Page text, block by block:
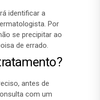
identificar a
Por
se precipitar ao
de errado.
antes de
com um